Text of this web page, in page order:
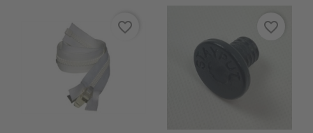
favorite_border favorite_border